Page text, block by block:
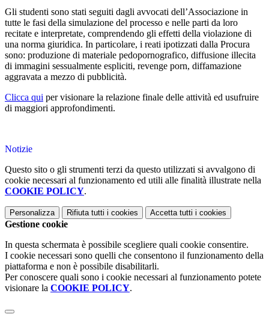
Gli studenti sono stati seguiti dagli avvocati dell’Associazione in
tutte le fasi della simulazione del processo e nelle parti da loro
recitate e interpretate, comprendendo gli effetti della violazione di
una norma giuridica. In particolare, i reati ipotizzati dalla Procura
sono: produzione di materiale pedopornografico, diffusione illecita
di immagini sessualmente espliciti, revenge porn, diffamazione
aggravata a mezzo di pubblicità.
Clicca qui per visionare la relazione finale delle attività ed usufruire
di maggiori approfondimenti.
Notizie
Questo sito o gli strumenti terzi da questo utilizzati si avvalgono di
cookie necessari al funzionamento ed utili alle finalità illustrate nella
COOKIE POLICY.
Personalizza Rifiuta tutti i cookies Accetta tutti i cookies
Gestione cookie
In questa schermata è possibile scegliere quali cookie consentire.
I cookie necessari sono quelli che consentono il funzionamento della
piattaforma e non è possibile disabilitarli.
Per conoscere quali sono i cookie necessari al funzionamento potete
visionare la COOKIE POLICY.